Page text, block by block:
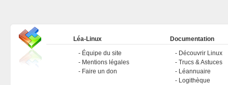
Léa-Linux
Équipe du site
Mentions légales
Faire un don
Documentation
Découvrir Linux
Trucs & Astuces
Léannuaire
Logithèque